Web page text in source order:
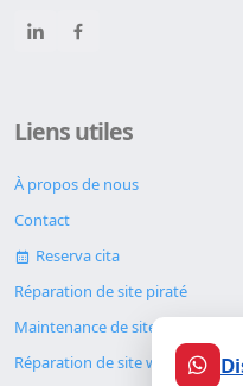
Liens utiles
À propos de nous
Contact
Reserva cita
Réparation de site piraté
Maintenance de site web
Réparation de site web